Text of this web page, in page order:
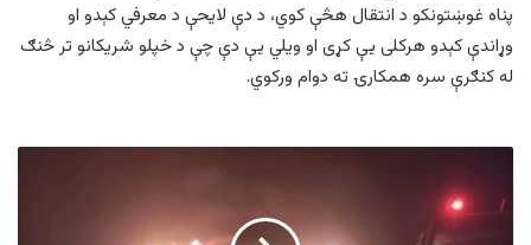
پناه غوښتونکو د انتقال هڅې کوي، د دې لایحې د معرفي کېدو او
وړاندې کېدو هرکلی یې کړی او ویلي یې دې چې د خپلو شریکانو تر څنګ
له کنګرې سره همکارۍ ته دوام ورکوي.
د
–